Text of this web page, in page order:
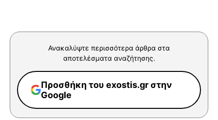
Ανακαλύψτε περισσότερα άρθρα στα
αποτελέσματα αναζήτησης.
Προσθήκη του exostis.gr στην
Google